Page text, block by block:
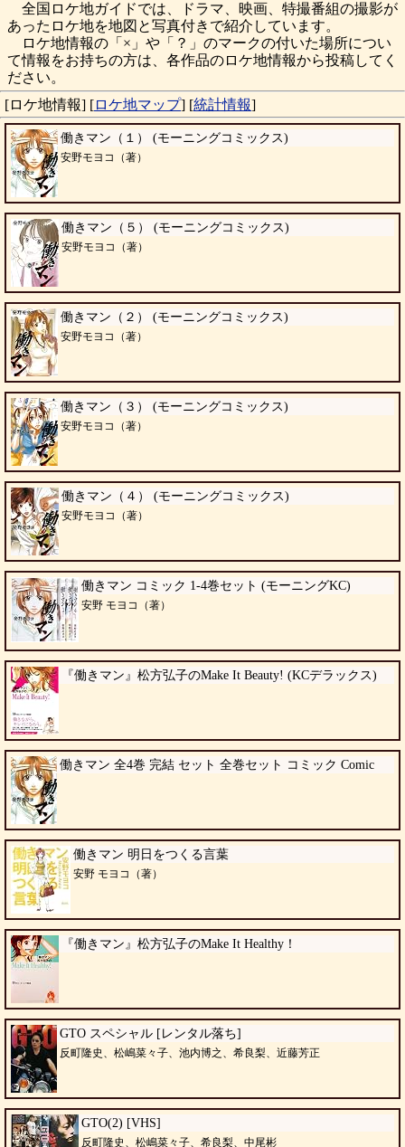
全国ロケ地ガイドでは、ドラマ、映画、特撮番組の撮影が
あったロケ地を地図と写真付きで紹介しています。
ロケ地情報の「×」や「？」のマークの付いた場所につい
て情報をお持ちの方は、各作品のロケ地情報から投稿してく
ださい。
[ロケ地情報] [ロケ地マップ] [統計情報]
働きマン（１） (モーニングコミックス)
安野モヨコ（著）
働きマン（５） (モーニングコミックス)
安野モヨコ（著）
働きマン（２） (モーニングコミックス)
安野モヨコ（著）
働きマン（３） (モーニングコミックス)
安野モヨコ（著）
働きマン（４） (モーニングコミックス)
安野モヨコ（著）
働きマン コミック 1-4巻セット (モーニングKC)
安野 モヨコ（著）
『働きマン』松方弘子のMake It Beauty! (KCデラックス)
働きマン 全4巻 完結 セット 全巻セット コミック Comic
働きマン 明日をつくる言葉
安野 モヨコ（著）
『働きマン』松方弘子のMake It Healthy！
GTO スペシャル [レンタル落ち]
反町隆史、松嶋菜々子、池内博之、希良梨、近藤芳正
GTO(2) [VHS]
反町隆史、松嶋菜々子、希良梨、中尾彬